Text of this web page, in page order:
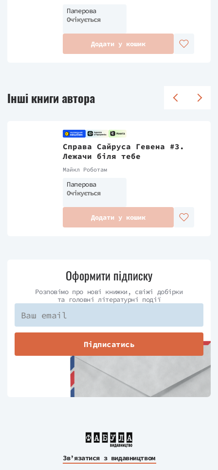
Паперова
Очікується
Додати у кошик
Інші книги автора
Справа Сайруса Гевена #3.
Лежачи біля тебе
Майкл Роботам
Паперова
Очікується
Додати у кошик
Оформити підписку
Розповімо про нові книжки, свіжі добірки
та головні літературні події
Підписатись
Зв’язатися з видавництвом